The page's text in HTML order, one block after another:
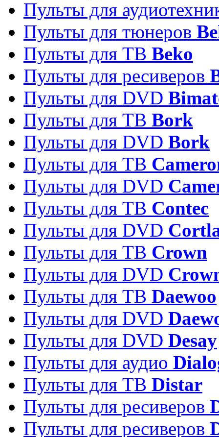
Пульты для
Пульты для тюнеров
Пульты для ТВ Beko
Пульты для ресиверов
Пульты для DVD
Пульты для ТВ Bork
Пульты для DVD Bork
Пульты для ТВ
Пульты для DVD
Пульты для ТВ Contec
Пульты для DVD
Пульты для ТВ Crown
Пульты для DVD
Пульты для ТВ Daewoo
Пульты для DVD
Пульты для DVD Desay
Пульты для аудио
Пульты для ТВ Distar
Пульты для ресиверов
Пульты для ресиверов